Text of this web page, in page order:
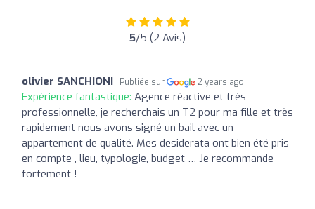
5/5 (2 Avis)
olivier SANCHIONI Publiée sur 2 years ago
Expérience fantastique: Agence réactive et très
professionnelle, je recherchais un T2 pour ma fille et très
rapidement nous avons signé un bail avec un
appartement de qualité. Mes desiderata ont bien été pris
en compte , lieu, typologie, budget … Je recommande
fortement !